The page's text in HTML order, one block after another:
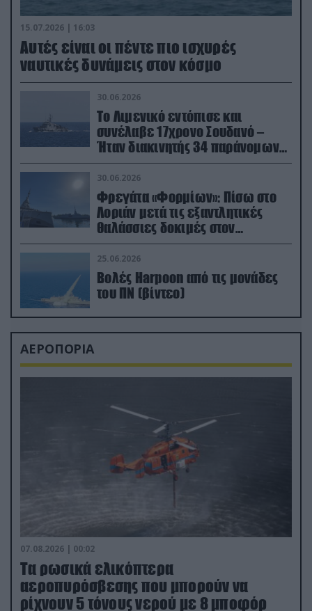
15.07.2026 | 16:03
Aυτές είναι οι πέντε πιο ισχυρές
ναυτικές δυνάμεις στον κόσμο
30.06.2026
Το Λιμενικό εντόπισε και
συνέλαβε 17χρονο Σουδανό –
Ήταν διακινητής 34 παράνομων
μεταναστών
30.06.2026
Φρεγάτα «Φορμίων»: Πίσω στο
Λοριάν μετά τις εξαντλητικές
θαλάσσιες δοκιμές στον
απαιτητικό Βισκαϊκό
25.06.2026
Βολές Harpoon από τις μονάδες
του ΠΝ (βίντεο)
ΑΕΡΟΠΟΡΙΑ
07.08.2026 | 00:02
Τα ρωσικά ελικόπτερα
αεροπυρόσβεσης που μπορούν να
ρίχνουν 5 τόνους νερού με 8 μποφόρ